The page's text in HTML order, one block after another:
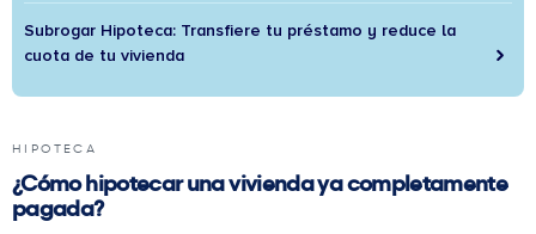
Subrogar Hipoteca: Transfiere tu préstamo y reduce la
cuota de tu vivienda
HIPOTECA
¿Cómo hipotecar una vivienda ya completamente
pagada?